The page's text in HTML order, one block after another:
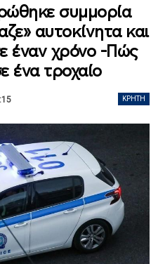
συμμορία
αυτοκίνητα και
έναν χρόνο -Πώς
ένα τροχαίο
ΚΡΉΤΗ